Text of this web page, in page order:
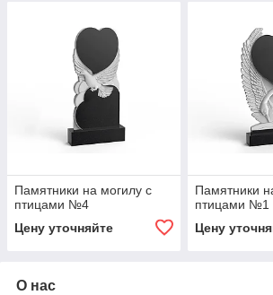
Памятники на могилу с
птицами №4
Цену уточняйте
Памятники
птицами №1
Цену
О нас